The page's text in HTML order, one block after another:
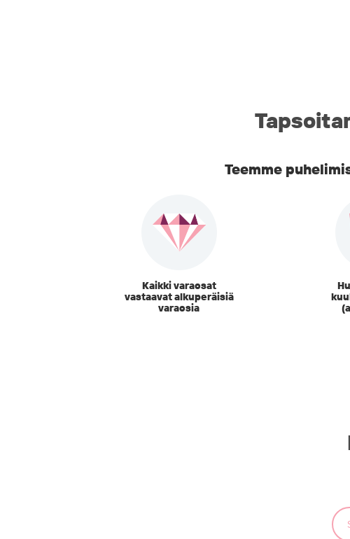
Teemme
Kaikki varaosat
vastaavat alkuperäisiä
varaosia